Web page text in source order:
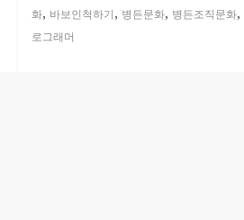
화, 바보인척하기 , 병든문화, 병든조직문화,
로그래머